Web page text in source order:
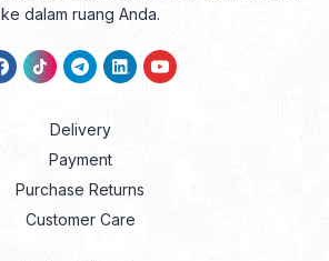
ke dalam ruang Anda.
Delivery
Payment
Purchase Returns
Customer Care